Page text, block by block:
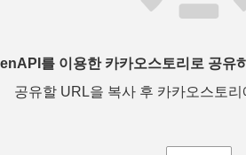
를 이용한 카카오스토리로 공유
공유할 URL을 복사 후 카카오스토